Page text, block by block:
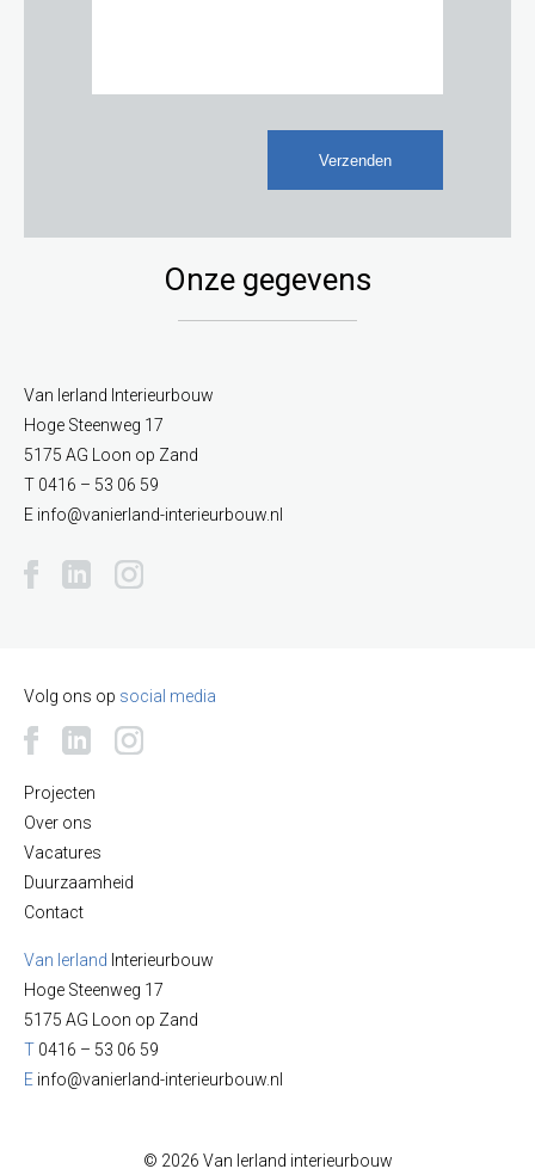
Onze gegevens
Van Ierland Interieurbouw
Hoge Steenweg 17
5175 AG Loon op Zand
T 0416 – 53 06 59
E info@vanierland-interieurbouw.nl
Volg ons op social media
Projecten
Over ons
Vacatures
Duurzaamheid
Contact
Van Ierland Interieurbouw
Hoge Steenweg 17
5175 AG Loon op Zand
T 0416 – 53 06 59
E info@vanierland-interieurbouw.nl
© 2026 Van Ierland interieurbouw